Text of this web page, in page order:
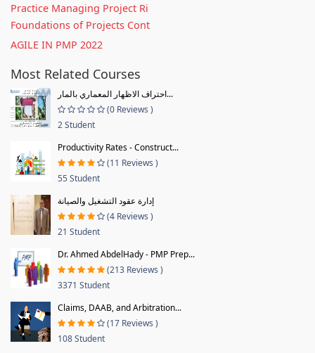
Practice Managing Project Ri
Foundations of Projects Cont
AGILE IN PMP 2022
Most Related Courses
احتراف الاظهار المعماري بالمار...
(0 Reviews )
2 Student
Productivity Rates - Construct...
(11 Reviews )
55 Student
إدارة عقود التشغيل والصيانة
(4 Reviews )
21 Student
Dr. Ahmed AbdelHady - PMP Prep...
(213 Reviews )
3371 Student
Claims, DAAB, and Arbitration...
(17 Reviews )
108 Student